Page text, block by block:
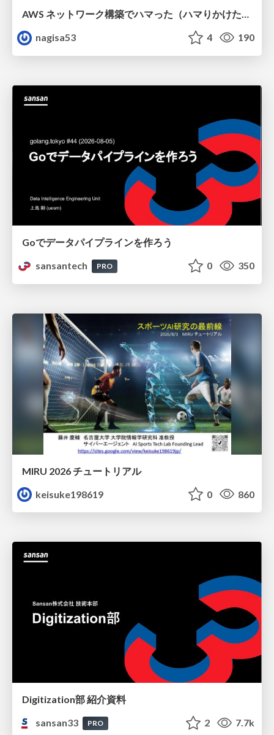
nagisa53
4 190
Goでデータパイプラインを作ろう
sansantech
PRO 0 350
MIRU 2026 チュートリアル
keisuke198619
0 860
Digitization部 紹介資料
sansan33
PRO 2 7.7k